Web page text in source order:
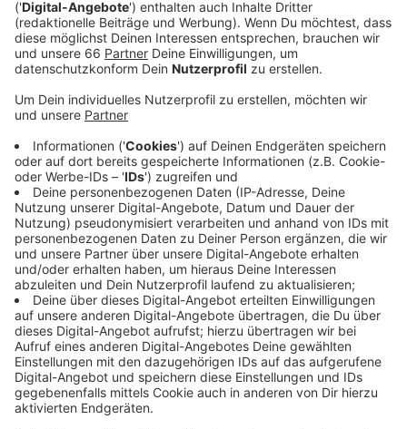
Veröffentlicht:Dienstag, 17.01.2023 06:10
Anzeige
Düsseldorf eröffnet damit als erste deutsche
Kommune ein digitales Informations- und
Beratungsportal zum Thema Sport und Bewegung. So
sollen die Menschen in der Stadt auch digital den Weg
zum passenden Sportprogramm hier vor Ort
bekommen. In dem Portal können sich
Sportinteressierte dann online rund um das Thema
Sporttreiben in Düsseldorf informieren und beraten
lassen. Mit Hilfe künstlicher Intelligenz können Nutzer
in einer erweiterten Suchfunktion herausfinden, welche
Sportarten zu ihren Interessen passen und wo sie in
Düsseldorf, beispielsweise in einem Verein, trainiert
werden.